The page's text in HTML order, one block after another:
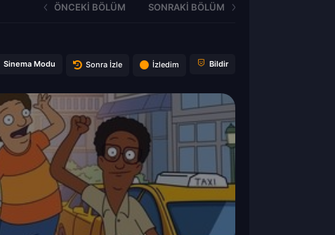
ÖNCEKI BÖLÜM SONRAKI BÖLÜM
Sinema Modu Sonra İzle İzledim Bildir